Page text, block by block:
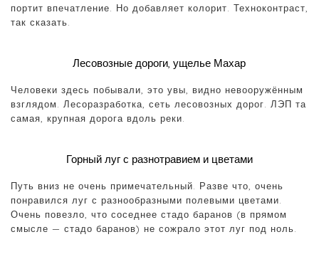
портит впечатление. Но добавляет колорит. Техноконтраст,
так сказать.
Лесовозные дороги, ущелье Махар
Человеки здесь побывали, это увы, видно невооружённым
взглядом. Лесоразработка, сеть лесовозных дорог. ЛЭП та
самая, крупная дорога вдоль реки.
Горный луг с разнотравием и цветами
Путь вниз не очень примечательный. Разве что, очень
понравился луг с разнообразными полевыми цветами.
Очень повезло, что соседнее стадо баранов (в прямом
смысле — стадо баранов) не сожрало этот луг под ноль.